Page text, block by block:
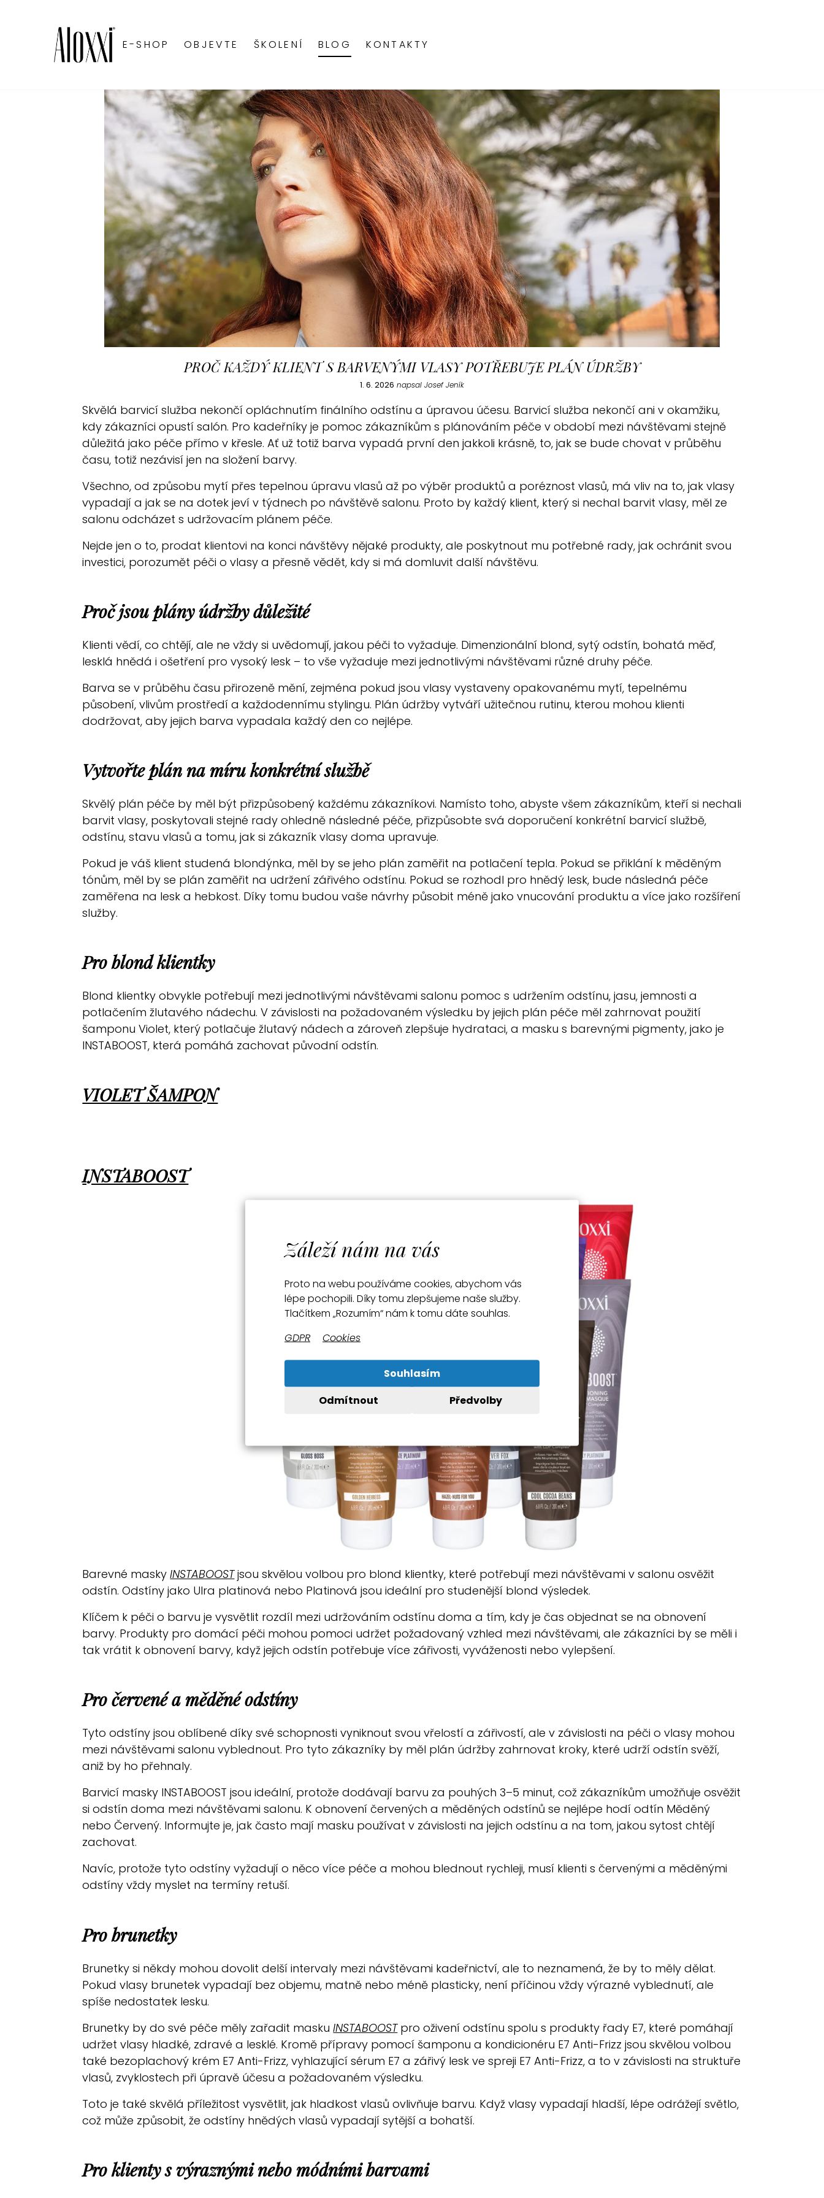
E-SHOP OBJEVTE
LUMINEXX™ GELOVOKRÉMOVÉ BARVY
ANDIAMO® EXPRESNÍ PERMANENTNÍ BARVY
CHROMA™ PERMANENTNÍ BARVA
DIMENSIONS® MELÍROVACÍ BARVY
TONES® DEMI-PERMANENTNÍ BARVA
ULTRA HOT™ INTENZIVNÍ SEMI-PERMANENTNÍ MÓDNÍ BARVY
BLONDE78® MELÍRY
OXIDAČNÍ KRÉMY
ALOXXI INSTABOOST®
ŠKOLENÍ BLOG KONTAKTY
PROČ KAŽDÝ KLIENT S BARVENÝMI VLASY POTŘEBUJE PLÁN ÚDRŽBY
1. 6. 2026 napsal Josef Jeník
Skvělá barvicí služba nekončí opláchnutím finálního odstínu a úpravou účesu. Barvicí služba nekončí ani v okamžiku,
kdy zákazníci opustí salón. Pro kadeřníky je pomoc zákazníkům s plánováním péče v období mezi návštěvami stejně
důležitá jako péče přímo v křesle. Ať už totiž barva vypadá první den jakkoli krásně, to, jak se bude chovat v průběhu
času, totiž nezávisí jen na složení barvy.
Všechno, od způsobu mytí přes tepelnou úpravu vlasů až po výběr produktů a poréznost vlasů, má vliv na to, jak vlasy
vypadají a jak se na dotek jeví v týdnech po návštěvě salonu. Proto by každý klient, který si nechal barvit vlasy, měl ze
salonu odcházet s udržovacím plánem péče.
Nejde jen o to, prodat klientovi na konci návštěvy nějaké produkty, ale poskytnout mu potřebné rady, jak ochránit svou
investici, porozumět péči o vlasy a přesně vědět, kdy si má domluvit další návštěvu.
Proč jsou plány údržby důležité
Klienti vědí, co chtějí, ale ne vždy si uvědomují, jakou péči to vyžaduje. Dimenzionální blond, sytý odstín, bohatá měď,
lesklá hnědá i ošetření pro vysoký lesk – to vše vyžaduje mezi jednotlivými návštěvami různé druhy péče.
Barva se v průběhu času přirozeně mění, zejména pokud jsou vlasy vystaveny opakovanému mytí, tepelnému
působení, vlivům prostředí a každodennímu stylingu. Plán údržby vytváří užitečnou rutinu, kterou mohou klienti
dodržovat, aby jejich barva vypadala každý den co nejlépe.
Vytvořte plán na míru konkrétní službě
Skvělý plán péče by měl být přizpůsobený každému zákazníkovi. Namísto toho, abyste všem zákazníkům, kteří si nechali
barvit vlasy, poskytovali stejné rady ohledně následné péče, přizpůsobte svá doporučení konkrétní barvicí službě,
odstínu, stavu vlasů a tomu, jak si zákazník vlasy doma upravuje.
Pokud je váš klient studená blondýnka, měl by se jeho plán zaměřit na potlačení tepla. Pokud se přiklání k měděným
tónům, měl by se plán zaměřit na udržení zářivého odstínu. Pokud se rozhodl pro hnědý lesk, bude následná péče
zaměřena na lesk a hebkost. Díky tomu budou vaše návrhy působit méně jako vnucování produktu a více jako rozšíření
služby.
Pro blond klientky
Blond klientky obvykle potřebují mezi jednotlivými návštěvami salonu pomoc s udržením odstínu, jasu, jemnosti a
potlačením žlutavého nádechu. V závislosti na požadovaném výsledku by jejich plán péče měl zahrnovat použití
šamponu Violet, který potlačuje žlutavý nádech a zároveň zlepšuje hydrataci, a masku s barevnými pigmenty, jako je
INSTABOOST, která pomáhá zachovat původní odstín.
VIOLET ŠAMPON
INSTABOOST
Barevné maskyINSTABOOSTjsou skvělou volbou pro blond klientky, které potřebují mezi návštěvami v salonu osvěžit
odstín. Odstíny jako Ulra platinová nebo Platinová jsou ideální pro studenější blond výsledek.
Klíčem k péči o barvu je vysvětlit rozdíl mezi udržováním odstínu doma a tím, kdy je čas objednat se na obnovení
barvy. Produkty pro domácí péči mohou pomoci udržet požadovaný vzhled mezi návštěvami, ale zákazníci by se měli i
tak vrátit k obnovení barvy, když jejich odstín potřebuje více zářivosti, vyváženosti nebo vylepšení.
Pro červené a měděné odstíny
Tyto odstíny jsou oblíbené díky své schopnosti vyniknout svou vřelostí a zářivostí, ale v závislosti na péči o vlasy mohou
mezi návštěvami salonu vyblednout. Pro tyto zákazníky by měl plán údržby zahrnovat kroky, které udrží odstín svěží,
aniž by ho přehnaly.
Barvicí masky INSTABOOST jsou ideální, protože dodávají barvu za pouhých 3–5 minut, což zákazníkům umožňuje osvěžit
si odstín doma mezi návštěvami salonu. K obnovení červených a měděných odstínů se nejlépe hodí odtín Měděný
nebo Červený. Informujte je, jak často mají masku používat v závislosti na jejich odstínu a na tom, jakou sytost chtějí
zachovat.
Navíc, protože tyto odstíny vyžadují o něco více péče a mohou blednout rychleji, musí klienti s červenými a měděnými
odstíny vždy myslet na termíny retuší.
Pro brunetky
Brunetky si někdy mohou dovolit delší intervaly mezi návštěvami kadeřnictví, ale to neznamená, že by to měly dělat.
Pokud vlasy brunetek vypadají bez objemu, matně nebo méně plasticky, není příčinou vždy výrazné vyblednutí, ale
spíše nedostatek lesku.
Brunetky by do své péče měly zařadit maskuINSTABOOSTpro oživení odstínu spolu s produkty řady E7, které pomáhají
udržet vlasy hladké, zdravé a lesklé. Kromě přípravy pomocí šamponu a kondicionéru E7 Anti-Frizz jsou skvělou volbou
také bezoplachový krém E7 Anti-Frizz, vyhlazující sérum E7 a zářivý lesk ve spreji E7 Anti-Frizz, a to v závislosti na struktuře
vlasů, zvyklostech při úpravě účesu a požadovaném výsledku.
Toto je také skvělá příležitost vysvětlit, jak hladkost vlasů ovlivňuje barvu. Když vlasy vypadají hladší, lépe odrážejí světlo,
což může způsobit, že odstíny hnědých vlasů vypadají sytější a bohatší.
Pro klienty s výraznými nebo módními barvami
Záleží nám na vás
Proto na webu používáme cookies, abychom vás
lépe pochopili. Díky tomu zlepšujeme naše služby.
Tlačítkem „Rozumím“ nám k tomu dáte souhlas.
GDPR
Cookies
Souhlasím
Odmítnout
Předvolby